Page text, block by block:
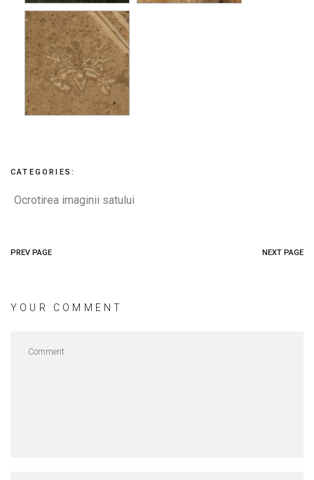
CATEGORIES:
Ocrotirea imaginii satului
PREV PAGE NEXT PAGE
YOUR COMMENT